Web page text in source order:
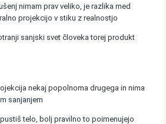
nimam prav veliko, je razlika med
projekcijo v stiku z realnostjo
sanjski svet človeka torej produkt
nekaj popolnoma drugega in nima
sanjanjem
telo, bolj pravilno to poimenujejo